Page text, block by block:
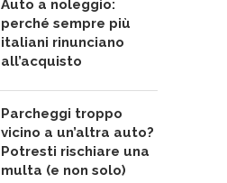
Auto a noleggio:
perché sempre più
italiani rinunciano
all’acquisto
Parcheggi troppo
vicino a un’altra auto?
Potresti rischiare una
multa (e non solo)